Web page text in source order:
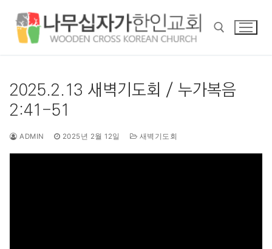
2025.2.13 새벽기도회 / 누가복음
2:41-51
ADMIN 2025년 2월 12일 새벽기도회